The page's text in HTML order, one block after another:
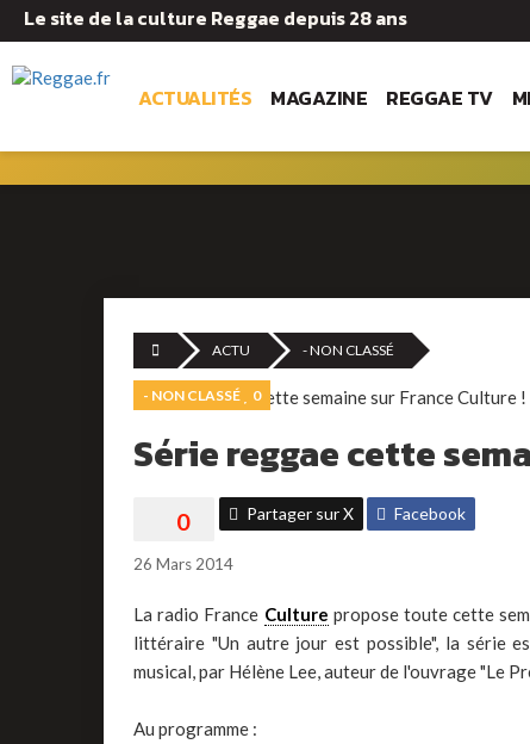
Le site de la culture Reggae depuis 28 ans
ACTUALITÉS MAGAZINE REGGAE TV
ACTU - NON CLASSÉ
- NON CLASSÉ 0
Série reggae cette
Partager sur X Facebook
26 Mars 2014
La radio France Culture propose toute cette
littéraire "Un autre jour est possible", la série
musical, par Hélène Lee, auteur de l'ouvrage "Le
Au programme :